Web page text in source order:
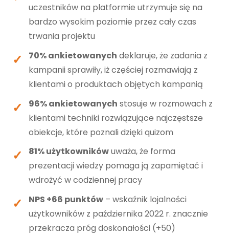
uczestników na platformie utrzymuje się na
bardzo wysokim poziomie przez cały czas
trwania projektu
70% ankietowanych deklaruje, że zadania z
kampanii sprawiły, iż częściej rozmawiają z
klientami o produktach objętych kampanią
96% ankietowanych stosuje w rozmowach z
klientami techniki rozwiązujące najczęstsze
obiekcje, które poznali dzięki quizom
81% użytkownikówuważa, że forma
prezentacji wiedzy pomaga ją zapamiętać i
wdrożyć w codziennej pracy
NPS +66 punktów – wskaźnik lojalności
użytkowników z października 2022 r. znacznie
przekracza próg doskonałości (+50)